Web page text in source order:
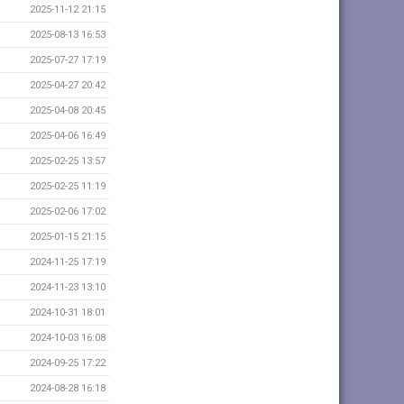
2025-11-12 21:15
2025-08-13 16:53
2025-07-27 17:19
2025-04-27 20:42
2025-04-08 20:45
2025-04-06 16:49
2025-02-25 13:57
2025-02-25 11:19
2025-02-06 17:02
2025-01-15 21:15
2024-11-25 17:19
2024-11-23 13:10
2024-10-31 18:01
2024-10-03 16:08
2024-09-25 17:22
2024-08-28 16:18